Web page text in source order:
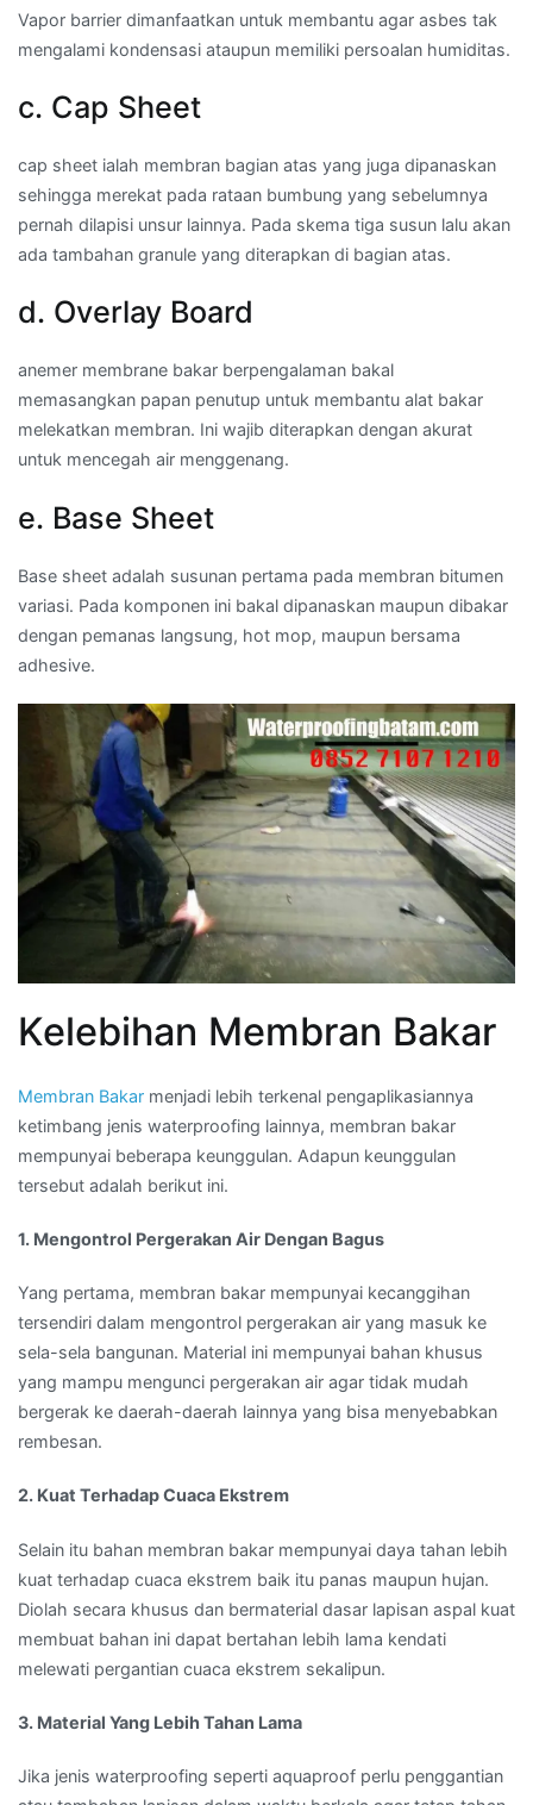
Vapor barrier dimanfaatkan untuk membantu agar asbes tak
mengalami kondensasi ataupun memiliki persoalan humiditas.
c. Cap Sheet
cap sheet ialah membran bagian atas yang juga dipanaskan
sehingga merekat pada rataan bumbung yang sebelumnya
pernah dilapisi unsur lainnya. Pada skema tiga susun lalu akan
ada tambahan granule yang diterapkan di bagian atas.
d. Overlay Board
anemer membrane bakar berpengalaman bakal
memasangkan papan penutup untuk membantu alat bakar
melekatkan membran. Ini wajib diterapkan dengan akurat
untuk mencegah air menggenang.
e. Base Sheet
Base sheet adalah susunan pertama pada membran bitumen
variasi. Pada komponen ini bakal dipanaskan maupun dibakar
dengan pemanas langsung, hot mop, maupun bersama
adhesive.
Kelebihan Membran Bakar
Membran Bakar menjadi lebih terkenal pengaplikasiannya
ketimbang jenis waterproofing lainnya, membran bakar
mempunyai beberapa keunggulan. Adapun keunggulan
tersebut adalah berikut ini.
1. Mengontrol Pergerakan Air Dengan Bagus
Yang pertama, membran bakar mempunyai kecanggihan
tersendiri dalam mengontrol pergerakan air yang masuk ke
sela-sela bangunan. Material ini mempunyai bahan khusus
yang mampu mengunci pergerakan air agar tidak mudah
bergerak ke daerah-daerah lainnya yang bisa menyebabkan
rembesan.
2. Kuat Terhadap Cuaca Ekstrem
Selain itu bahan membran bakar mempunyai daya tahan lebih
kuat terhadap cuaca ekstrem baik itu panas maupun hujan.
Diolah secara khusus dan bermaterial dasar lapisan aspal kuat
membuat bahan ini dapat bertahan lebih lama kendati
melewati pergantian cuaca ekstrem sekalipun.
3. Material Yang Lebih Tahan Lama
Jika jenis waterproofing seperti aquaproof perlu penggantian